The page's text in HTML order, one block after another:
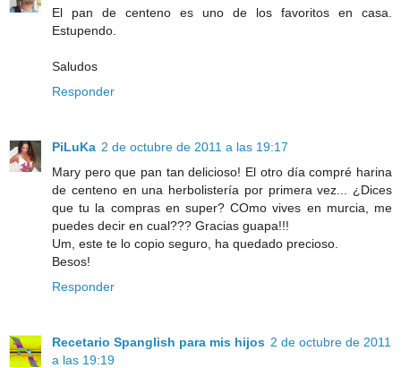
El pan de centeno es uno de los favoritos en casa.
Estupendo.
Saludos
Responder
PiLuKa 2 de octubre de 2011 a las 19:17
Mary pero que pan tan delicioso! El otro día compré harina
de centeno en una herbolistería por primera vez... ¿Dices
que tu la compras en super? COmo vives en murcia, me
puedes decir en cual??? Gracias guapa!!!
Um, este te lo copio seguro, ha quedado precioso.
Besos!
Responder
Recetario Spanglish para mis hijos 2 de octubre de 2011
a las 19:19